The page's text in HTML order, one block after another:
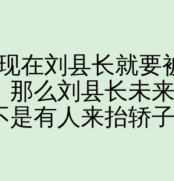
刘县长就要
那么刘县长未
是有人来抬轿